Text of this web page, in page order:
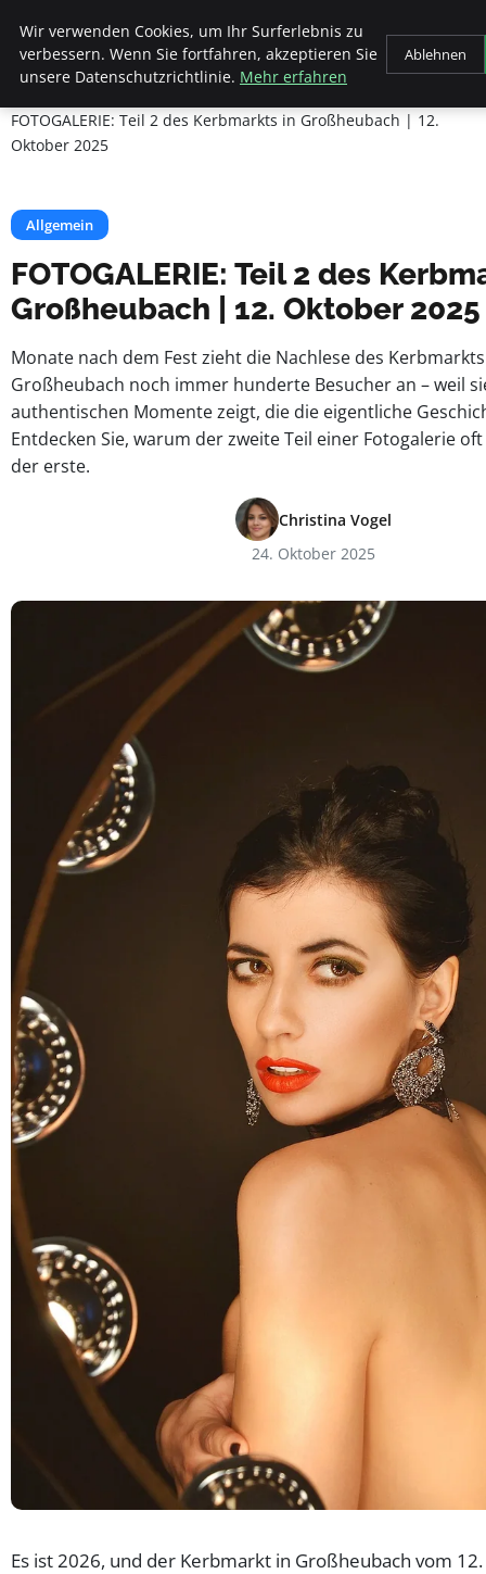
Beyond Surface
FOTOGALERIE: Teil 2 des Kerbmarkts in Großheubach | 12.
Oktober 2025
Allgemein
FOTOGALERIE: Teil 2 des
Großheubach | 12. Oktober 2025
Monate nach dem Fest zieht die Nachlese des
Großheubach noch immer hunderte Besucher an – weil
authentischen Momente zeigt, die die eigentliche
Entdecken Sie, warum der zweite Teil einer Fotogalerie
der erste.
Christina Vogel
24. Oktober 2025
Es ist 2026, und der Kerbmarkt in Großheubach vom
Wir verwenden Cookies, um Ihr Surferlebnis zu
verbessern. Wenn Sie fortfahren, akzeptieren Sie
unsere Datenschutzrichtlinie. Mehr erfahren
Ablehnen